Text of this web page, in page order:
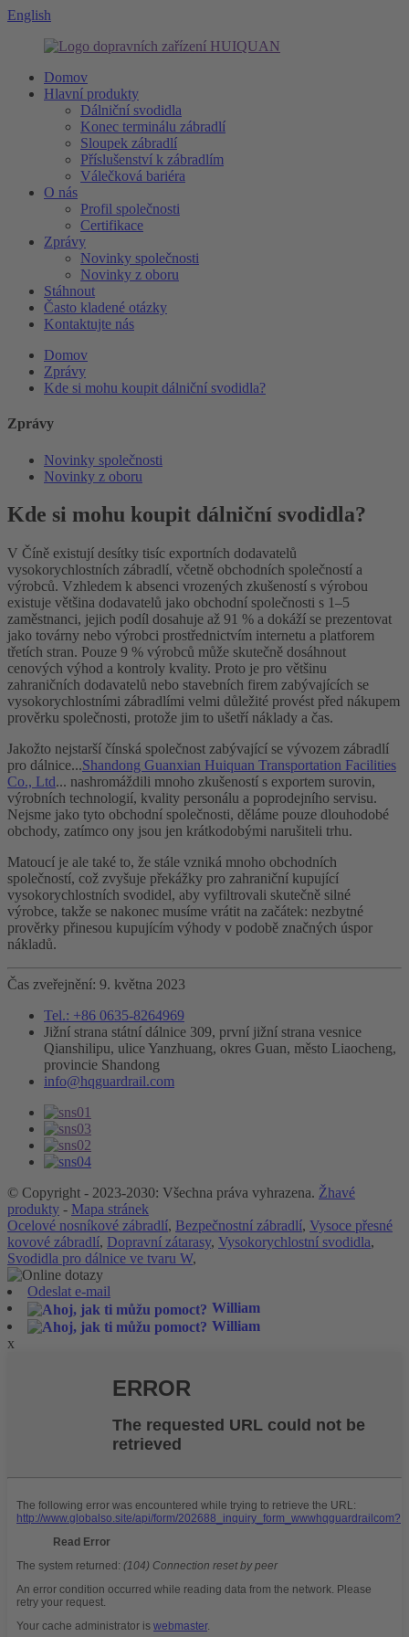
English
Domov
Hlavní produkty
Dálniční svodidla
Konec terminálu zábradlí
Sloupek zábradlí
Příslušenství k zábradlím
Válečková bariéra
O nás
Profil společnosti
Certifikace
Zprávy
Novinky společnosti
Novinky z oboru
Stáhnout
Často kladené otázky
Kontaktujte nás
Domov
Zprávy
Kde si mohu koupit dálniční svodidla?
Zprávy
Novinky společnosti
Novinky z oboru
Kde si mohu koupit dálniční svodidla?
V Číně existují desítky tisíc exportních dodavatelů
vysokorychlostních zábradlí, včetně obchodních společností a
výrobců. Vzhledem k absenci vrozených zkušeností s výrobou
existuje většina dodavatelů jako obchodní společnosti s 1–5
zaměstnanci, jejich podíl dosahuje až 91 % a dokáží se prezentovat
jako továrny nebo výrobci prostřednictvím internetu a platforem
třetích stran. Pouze 9 % výrobců může skutečně dosáhnout
cenových výhod a kontroly kvality. Proto je pro většinu
zahraničních dodavatelů nebo stavebních firem zabývajících se
vysokorychlostními zábradlími velmi důležité provést před nákupem
prověrku společnosti, protože jim to ušetří náklady a čas.
Jakožto nejstarší čínská společnost zabývající se vývozem zábradlí
pro dálnice...Shandong Guanxian Huiquan Transportation Facilities
Co., Ltd... nashromáždili mnoho zkušeností s exportem surovin,
výrobních technologií, kvality personálu a poprodejního servisu.
Nejsme jako tyto obchodní společnosti, děláme pouze dlouhodobé
obchody, zatímco ony jsou jen krátkodobými narušiteli trhu.
Matoucí je ale také to, že stále vzniká mnoho obchodních
společností, což zvyšuje překážky pro zahraniční kupující
vysokorychlostních svodidel, aby vyfiltrovali skutečně silné
výrobce, takže se nakonec musíme vrátit na začátek: nezbytné
prověrky přinesou kupujícím výhody v podobě značných úspor
nákladů.
Čas zveřejnění: 9. května 2023
Tel.: +86 0635-8264969
Jižní strana státní dálnice 309, první jižní strana vesnice
Qianshilipu, ulice Yanzhuang, okres Guan, město Liaocheng,
provincie Shandong
info@hqguardrail.com
© Copyright - 2023-2030: Všechna práva vyhrazena. Žhavé
produkty - Mapa stránek
Ocelové nosníkové zábradlí, Bezpečnostní zábradlí, Vysoce přesné
kovové zábradlí, Dopravní zátarasy, Vysokorychlostní svodidla,
Svodidla pro dálnice ve tvaru W,
Odeslat e-mail
William
William
x